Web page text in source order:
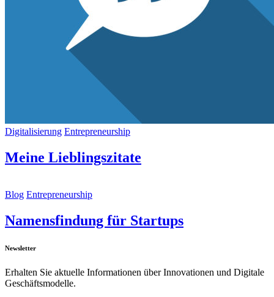
Digitalisierung Entrepreneurship
Meine Lieblingszitate
Blog Entrepreneurship
Namensfindung für Startups
Newsletter
Erhalten Sie aktuelle Informationen über Innovationen und Digitale
Geschäftsmodelle.